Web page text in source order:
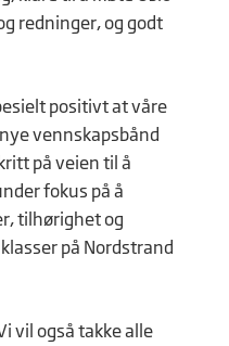
redninger, og godt
positivt at våre
vennskapsbånd
på veien til å
fokus på å
tilhørighet og
på Nordstrand
vil også takke alle